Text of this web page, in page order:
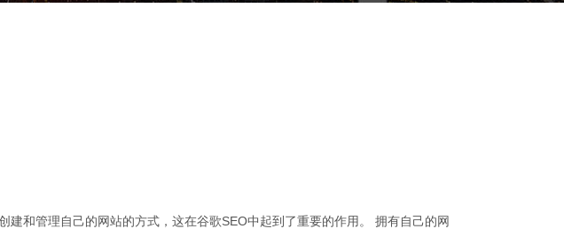
建和管理自己的网站的方式，这在谷歌SEO中起到了重要的作用。 拥有自己的网